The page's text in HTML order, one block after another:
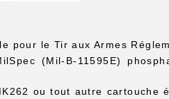
pour le Tir aux Armes
(Mil-B-11595E)
ou tout autre cartouche